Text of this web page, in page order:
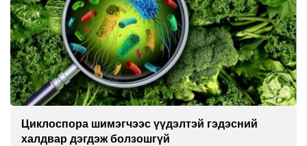
Циклоспора шимэгчээс үүдэлтэй гэдэсний
халдвар дэгдэж болзошгүй